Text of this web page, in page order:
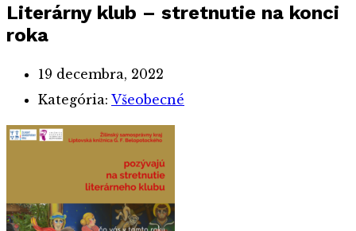
Literárny klub – stretnutie na konci
roka
19 decembra, 2022
Kategória: Všeobecné